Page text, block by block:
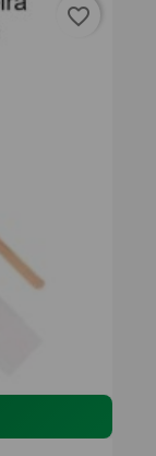
favorite_border